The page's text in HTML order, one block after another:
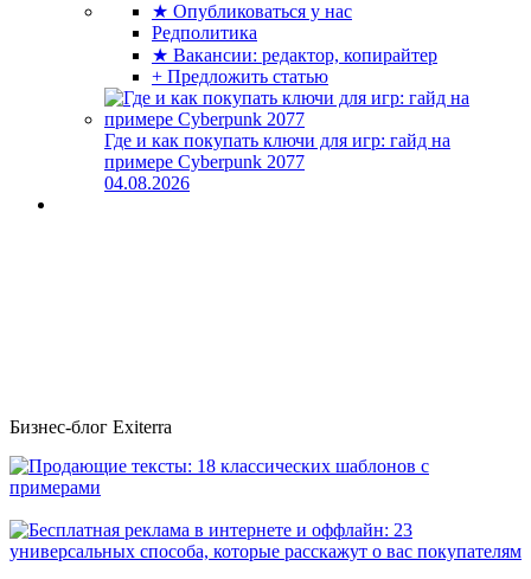
★ Опубликоваться у нас
Редполитика
★ Вакансии: редактор, копирайтер
+ Предложить статью
Где и как покупать ключи для игр: гайд на
примере Cyberpunk 2077
04.08.2026
Бизнес-блог Exiterra